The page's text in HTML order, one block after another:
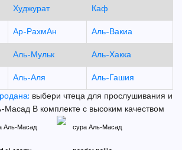
Худжурат
Каф
Ар-РахмАн
Аль-Вакиа
Аль-Мульк
Аль-Хакка
Аль-Аля
Аль-Гашия
выбери чтеца для прослушивания и
Масад В комплекте с высоким качеством